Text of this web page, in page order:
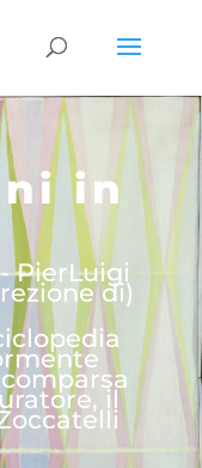
in
PierLuigi
di)
il